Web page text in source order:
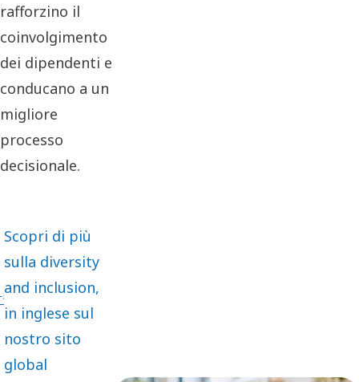
rafforzino il
coinvolgimento
dei dipendenti e
conducano a un
migliore
processo
decisionale.
Scopri di più
sulla diversity
and inclusion,
in inglese sul
nostro sito
global